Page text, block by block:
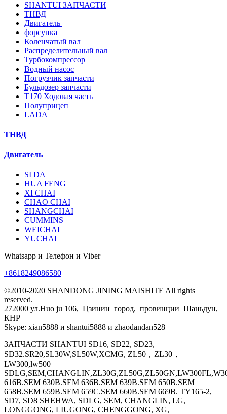
SHANTUI ЗАПЧАСТИ
ТНВД
Двигатель
форсунка
Коленчатый вал
Распределительный вал
Турбокомпрессор
Водный насос
Погрузчик запчасти
Бульдозер запчасти
T170 Ходовая часть
Полуприцеп
LADA
ТНВД
Двигатель
SI DA
HUA FENG
XI CHAI
CHAO CHAI
SHANGCHAI
CUMMINS
WEICHAI
YUCHAI
Whatsapp и Телефон и Viber
+8618249086580
©2010-2020 SHANDONG JINING MAISHITE All rights
reserved.
272000 ул.Huo ju 106, Цзинин город, провинции Шаньдун,
КНР
Skype: xian5888 и shantui5888 и zhaodandan528
ЗАПЧАСТИ SHANTUI SD16, SD22, SD23,
SD32.SR20,SL30W,SL50W,XCMG, ZL50，ZL30，
LW300,lw500
616B.SEM 630B.SEM 636B.SEM 639B.SEM 650B.SEM
658B.SEM 659B.SEM 659C.SEM 660B.SEM 669B. TY165-2,
SD7, SD8 SHEHWA, SDLG, SEM, CHANGLIN, LG,
LONGGONG, LIUGONG, CHENGGONG, XG,